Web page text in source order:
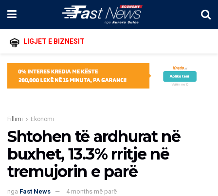
LIGJET E BIZNESIT
Fillimi Ekonomi
Shtohen të ardhurat në
buxhet, 13.3% rritje në
tremujorin e parë
nga Fast News 4 months më parë